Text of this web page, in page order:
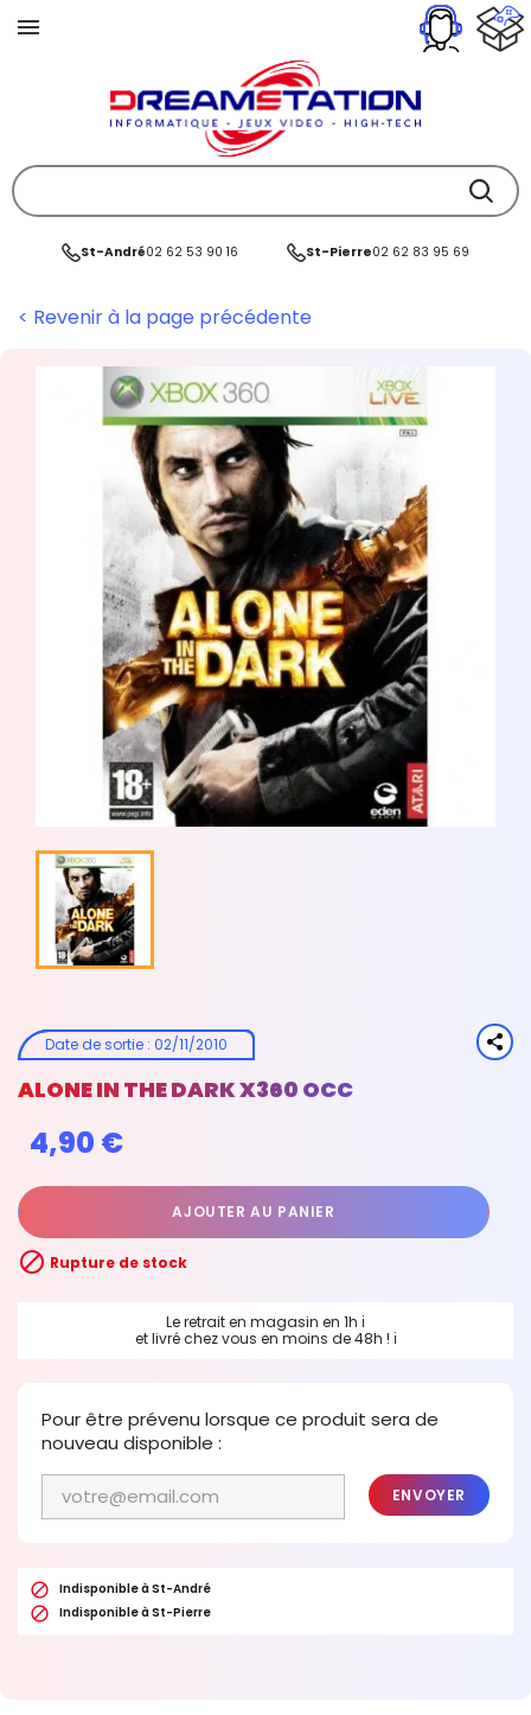
St-André02 62 53 90 16 St-Pierre02 62 83 95 69
< Revenir à la page précédente
Date de sortie : 02/11/2010
ALONE IN THE DARK X360 OCC
4,90 €
AJOUTER AU PANIER
 Rupture de stock
Le retrait en magasin en 1h ℹ
et livré chez vous en moins de 48h ! ℹ
Pour être prévenu lorsque ce produit sera de
nouveau disponible :
ENVOYER
 Indisponible à St-André
 Indisponible à St-Pierre